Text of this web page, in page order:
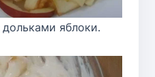
яблоки.